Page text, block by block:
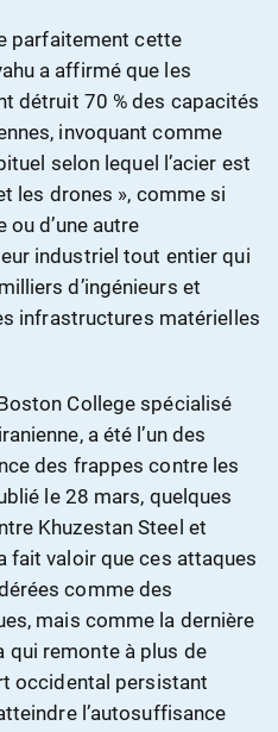
parfaitement cette
a affirmé que les
détruit 70 % des capacités
invoquant comme
selon lequel l’acier est
les drones », comme si
ou d’une autre
industriel tout entier qui
d’ingénieurs et
infrastructures matérielles
College spécialisé
a été l’un des
des frappes contre les
le 28 mars, quelques
Khuzestan Steel et
fait valoir que ces attaques
comme des
mais comme la dernière
qui remonte à plus de
occidental persistant
l’autosuffisance